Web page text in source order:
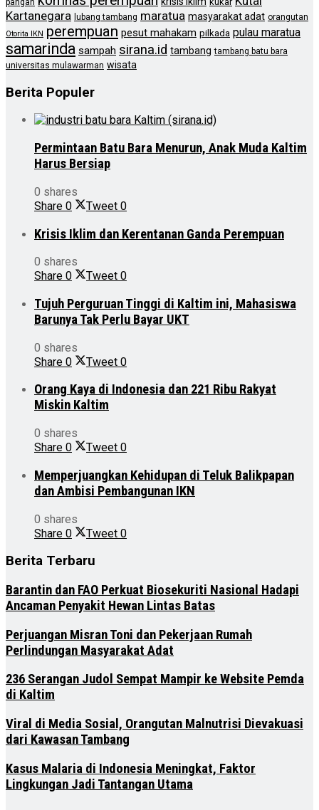
pangan
Kartanegara lubang tambang maratua masyarakat adat orangutan
Otorita IKN perempuan pesut mahakam pilkada pulau maratua
samarinda sampah sirana.id tambang tambang batu bara
universitas mulawarman wisata
Berita Populer
Permintaan Batu Bara Menurun, Anak Muda Kaltim
Harus Bersiap
0 shares
Share 0 Tweet 0
Krisis Iklim dan Kerentanan Ganda Perempuan
0 shares
Share 0 Tweet 0
Tujuh Perguruan Tinggi di Kaltim ini, Mahasiswa
Barunya Tak Perlu Bayar UKT
0 shares
Share 0 Tweet 0
Orang Kaya di Indonesia dan 221 Ribu Rakyat
Miskin Kaltim
0 shares
Share 0 Tweet 0
Memperjuangkan Kehidupan di Teluk Balikpapan
dan Ambisi Pembangunan IKN
0 shares
Share 0 Tweet 0
Berita Terbaru
Barantin dan FAO Perkuat Biosekuriti Nasional Hadapi
Ancaman Penyakit Hewan Lintas Batas
Perjuangan Misran Toni dan Pekerjaan Rumah
Perlindungan Masyarakat Adat
236 Serangan Judol Sempat Mampir ke Website Pemda
di Kaltim
Viral di Media Sosial, Orangutan Malnutrisi Dievakuasi
dari Kawasan Tambang
Kasus Malaria di Indonesia Meningkat, Faktor
Lingkungan Jadi Tantangan Utama